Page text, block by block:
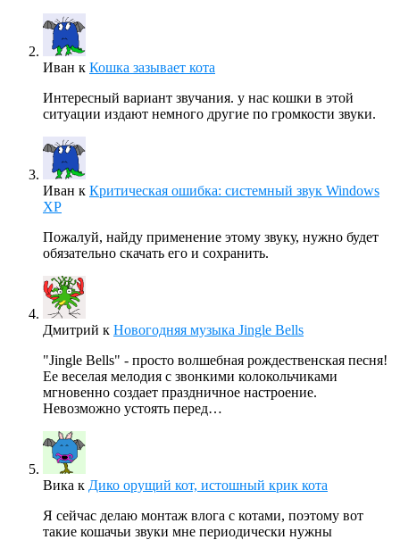
Иван к Кошка зазывает кота
Интересный вариант звучания. у нас кошки в этой
ситуации издают немного другие по громкости звуки.
Иван к Критическая ошибка: системный звук Windows
XP
Пожалуй, найду применение этому звуку, нужно будет
обязательно скачать его и сохранить.
Дмитрий к Новогодняя музыка Jingle Bells
"Jingle Bells" - просто волшебная рождественская песня!
Ее веселая мелодия с звонкими колокольчиками
мгновенно создает праздничное настроение.
Невозможно устоять перед…
Вика к Дико орущий кот, истошный крик кота
Я сейчас делаю монтаж влога с котами, поэтому вот
такие кошачьи звуки мне периодически нужны